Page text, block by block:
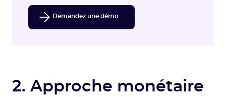
Demandez une démo
2. Approche monétaire